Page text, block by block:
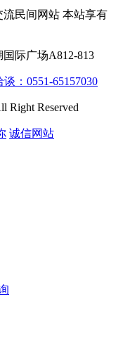
民间网站 本站享有
际广场A812-813
：0551-65157030
Right Reserved
诚信网站